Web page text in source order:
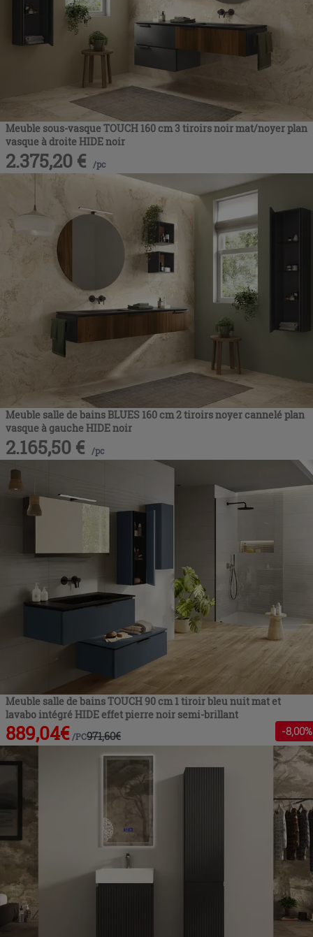
Meuble sous-vasque TOUCH 160 cm 3 tiroirs noir mat/noyer plan
vasque à droite HIDE noir
2.375,20 € /pc
Meuble salle de bains BLUES 160 cm 2 tiroirs noyer cannelé plan
vasque à gauche HIDE noir
2.165,50 € /pc
Meuble salle de bains TOUCH 90 cm 1 tiroir bleu nuit mat et
lavabo intégré HIDE effet pierre noir semi-brillant
889,04€ /PC971,60€ -8,00%